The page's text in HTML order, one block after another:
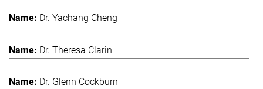
Dr. Yachang Cheng
Dr. Theresa Clarin
Dr. Glenn Cockburn